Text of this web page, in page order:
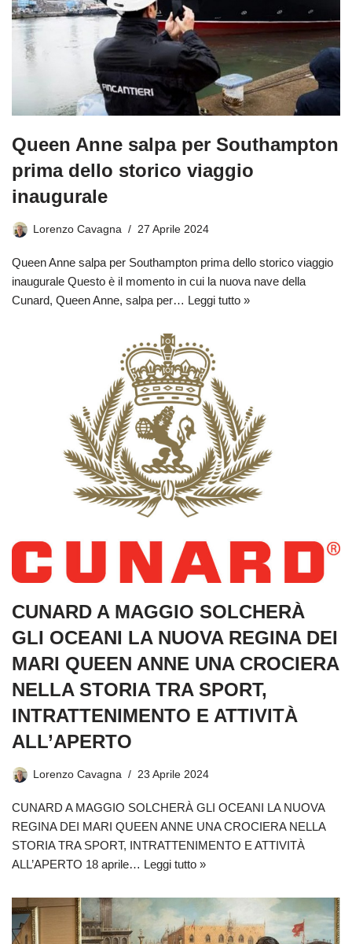
Queen Anne salpa per Southampton
prima dello storico viaggio
inaugurale
Lorenzo Cavagna 27 Aprile 2024
Queen Anne salpa per Southampton prima dello storico viaggio
inaugurale Questo è il momento in cui la nuova nave della
Cunard, Queen Anne, salpa per… Leggi tutto »
CUNARD A MAGGIO SOLCHERÀ
GLI OCEANI LA NUOVA REGINA DEI
MARI QUEEN ANNE UNA CROCIERA
NELLA STORIA TRA SPORT,
INTRATTENIMENTO E ATTIVITÀ
ALL’APERTO
Lorenzo Cavagna 23 Aprile 2024
CUNARD A MAGGIO SOLCHERÀ GLI OCEANI LA NUOVA
REGINA DEI MARI QUEEN ANNE UNA CROCIERA NELLA
STORIA TRA SPORT, INTRATTENIMENTO E ATTIVITÀ
ALL’APERTO 18 aprile… Leggi tutto »